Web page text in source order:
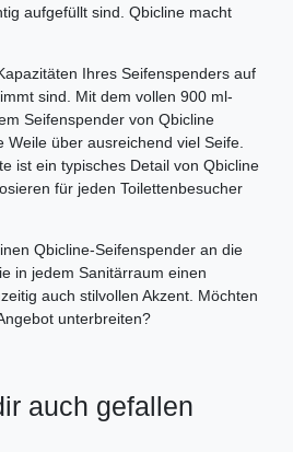
aufgefüllt sind. Qbicline macht
Ihres Seifenspenders auf
sind. Mit dem vollen 900 ml-
Seifenspender von Qbicline
über ausreichend viel Seife.
ist ein typisches Detail von Qbicline
für jeden Toilettenbesucher
Qbicline-Seifenspender an die
in jedem Sanitärraum einen
auch stilvollen Akzent. Möchten
unterbreiten?
auch gefallen